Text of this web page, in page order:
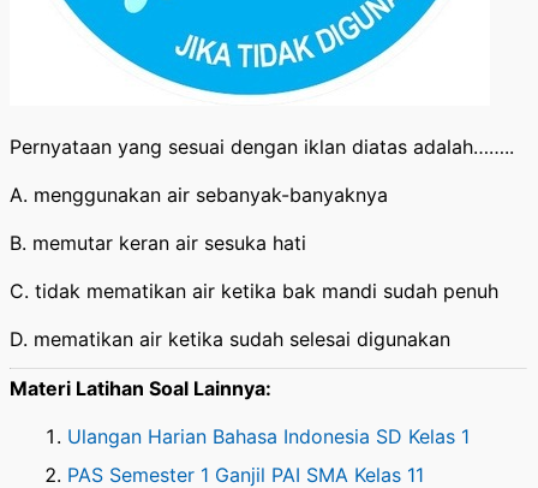
Pernyataan yang sesuai dengan iklan diatas adalah……..
A. menggunakan air sebanyak-banyaknya
B. memutar keran air sesuka hati
C. tidak mematikan air ketika bak mandi sudah penuh
D. mematikan air ketika sudah selesai digunakan
Materi Latihan Soal Lainnya:
Ulangan Harian Bahasa Indonesia SD Kelas 1
PAS Semester 1 Ganjil PAI SMA Kelas 11